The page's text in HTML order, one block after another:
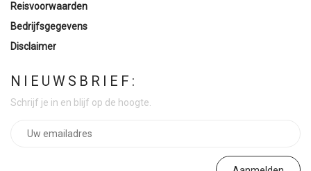
Reisvoorwaarden
Bedrijfsgegevens
Disclaimer
NIEUWSBRIEF:
Schrijf je in en blijf op de hoogte.